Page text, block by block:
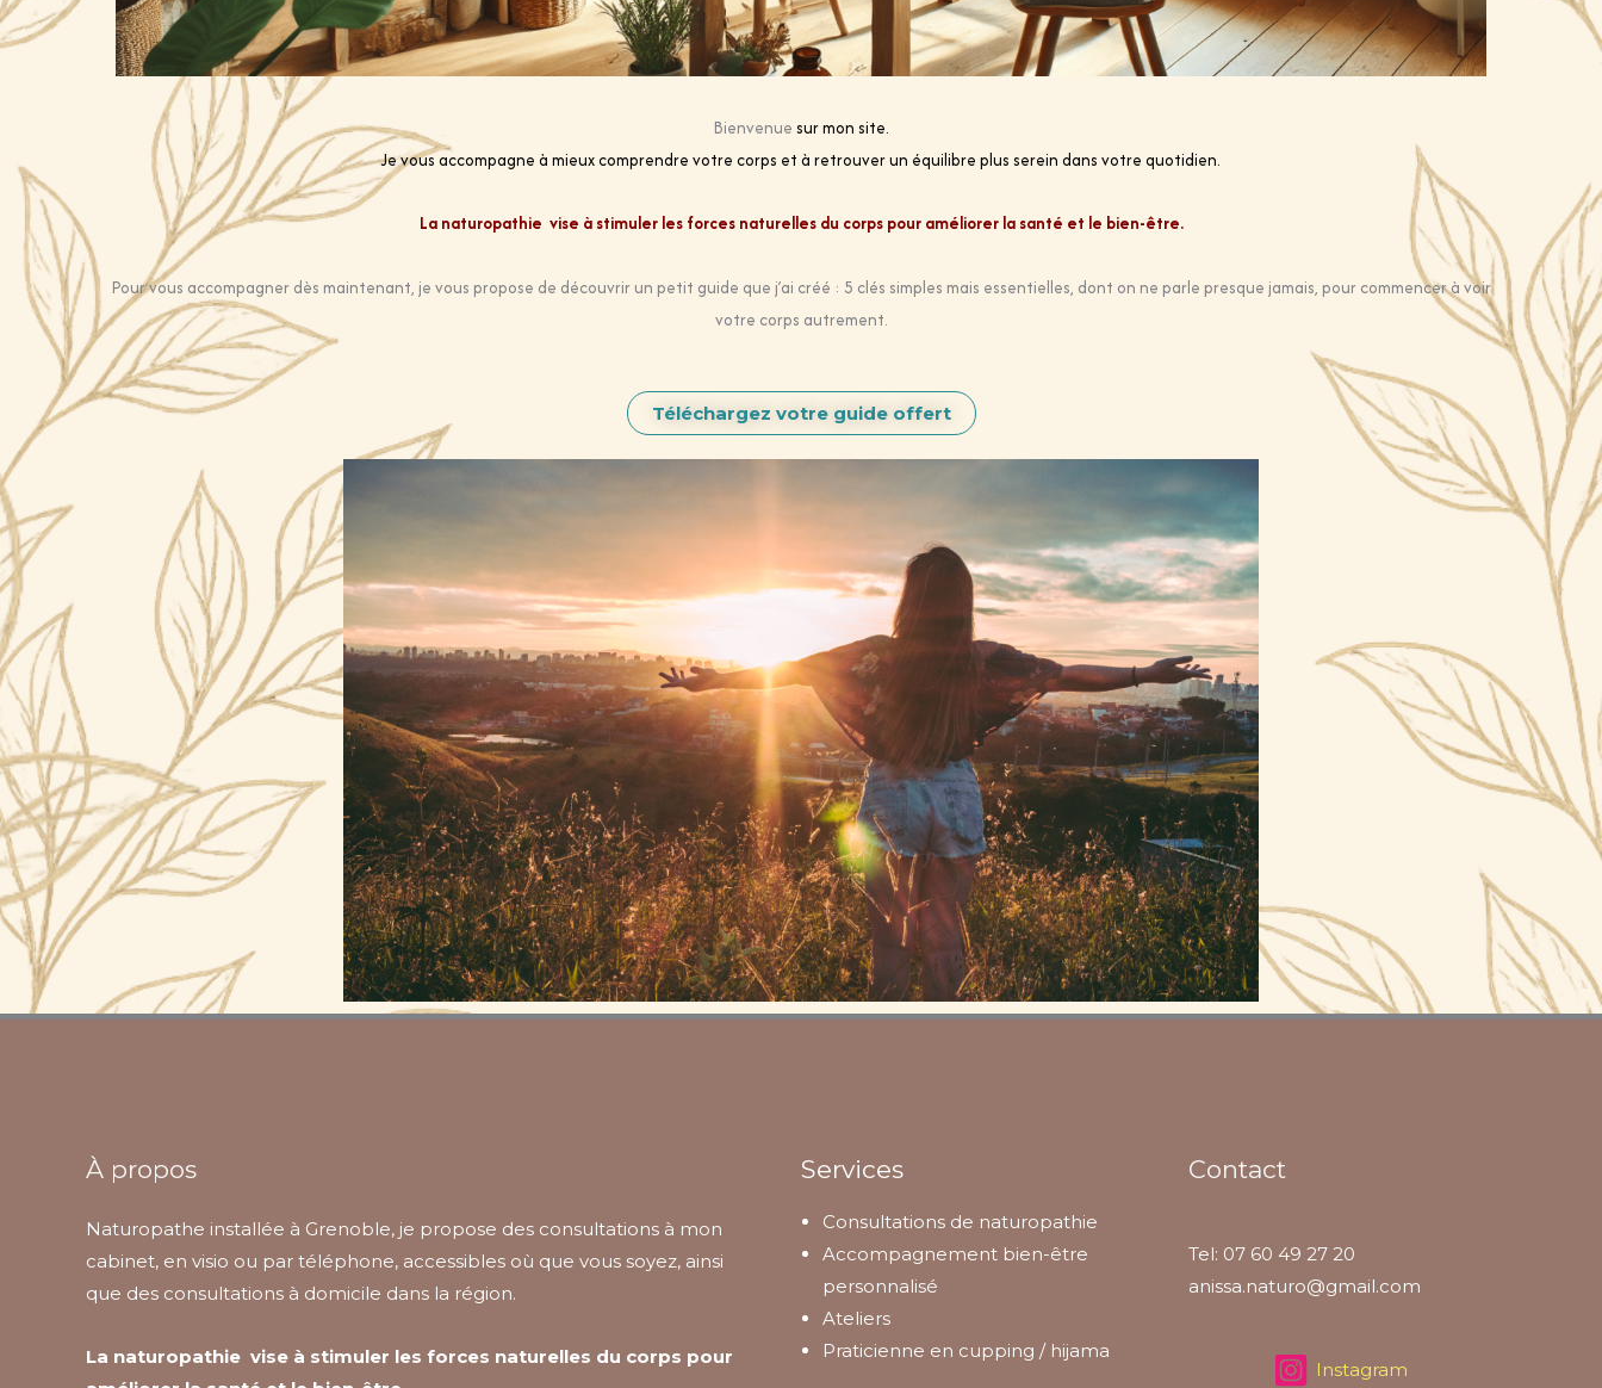
Bienvenue sur mon site.
Je vous accompagne à mieux comprendre votre corps et à retrouver un équilibre plus serein dans votre quotidien.
La naturopathie vise à stimuler les forces naturelles du corps pour améliorer la santé et le bien-être.
Pour vous accompagner dès maintenant, je vous propose de découvrir un petit guide que j’ai créé : 5 clés simples mais essentielles, dont on ne parle presque jamais, pour commencer à voir
votre corps autrement.
Téléchargez votre guide offert
À propos
Naturopathe installée à Grenoble, je propose des consultations à mon
cabinet, en visio ou par téléphone, accessibles où que vous soyez, ainsi
que des consultations à domicile dans la région.
La naturopathie vise à stimuler les forces naturelles du corps pour
Services
Consultations de naturopathie
Accompagnement bien-être
personnalisé
Ateliers
Praticienne en cupping / hijama
Contact
Tel: 07 60 49 27 20
anissa.naturo@gmail.com
Instagram